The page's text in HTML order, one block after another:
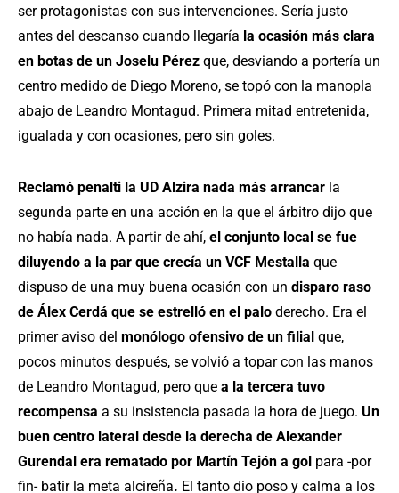
ser protagonistas con sus intervenciones. Sería justo
antes del descanso cuando llegaría la ocasión más clara
en botas de un Joselu Pérez que, desviando a portería un
centro medido de Diego Moreno, se topó con la manopla
abajo de Leandro Montagud. Primera mitad entretenida,
igualada y con ocasiones, pero sin goles.
Reclamó penalti la UD Alzira nada más arrancar la
segunda parte en una acción en la que el árbitro dijo que
no había nada. A partir de ahí, el conjunto local se fue
diluyendo a la par que crecía un VCF Mestalla que
dispuso de una muy buena ocasión con un disparo raso
de Álex Cerdá que se estrelló en el palo derecho. Era el
primer aviso del monólogo ofensivo de un filial que,
pocos minutos después, se volvió a topar con las manos
de Leandro Montagud, pero que a la tercera tuvo
recompensa a su insistencia pasada la hora de juego. Un
buen centro lateral desde la derecha de Alexander
Gurendal era rematado por Martín Tejón a gol para -por
fin- batir la meta alcireña. El tanto dio poso y calma a los